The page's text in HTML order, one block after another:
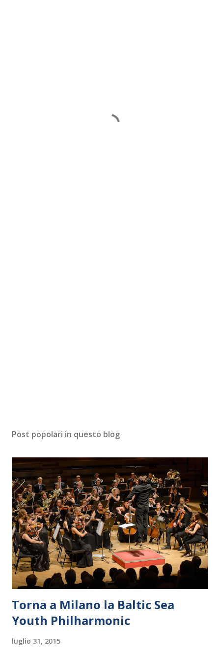
Post popolari in questo blog
Torna a Milano la Baltic Sea
Youth Philharmonic
luglio 31, 2015